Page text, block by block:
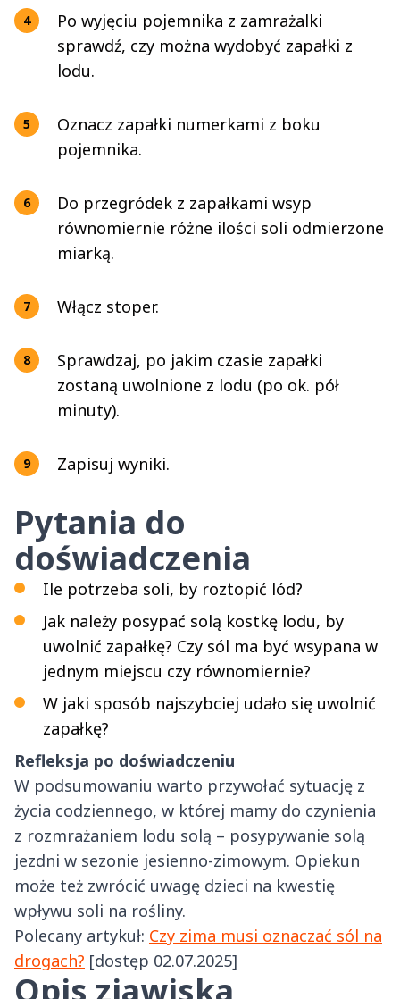
Po wyjęciu pojemnika z zamrażalki
sprawdź, czy można wydobyć zapałki z
lodu.
Oznacz zapałki numerkami z boku
pojemnika.
Do przegródek z zapałkami wsyp
równomiernie różne ilości soli odmierzone
miarką.
Włącz stoper.
Sprawdzaj, po jakim czasie zapałki
zostaną uwolnione z lodu (po ok. pół
minuty).
Zapisuj wyniki.
Pytania do
doświadczenia
Ile potrzeba soli, by roztopić lód?
Jak należy posypać solą kostkę lodu, by
uwolnić zapałkę? Czy sól ma być wsypana w
jednym miejscu czy równomiernie?
W jaki sposób najszybciej udało się uwolnić
zapałkę?
Refleksja po doświadczeniu
W podsumowaniu warto przywołać sytuację z
życia codziennego, w której mamy do czynienia
z rozmrażaniem lodu solą – posypywanie solą
jezdni w sezonie jesienno-zimowym. Opiekun
może też zwrócić uwagę dzieci na kwestię
wpływu soli na rośliny.
Polecany artykuł: Czy zima musi oznaczać sól na
drogach? [dostęp 02.07.2025]